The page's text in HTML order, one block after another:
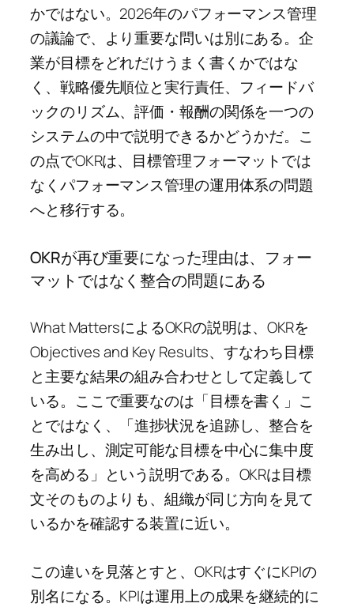
かではない。2026年のパフォーマンス管理
の議論で、より重要な問いは別にある。企
業が目標をどれだけうまく書くかではな
く、戦略優先順位と実行責任、フィードバ
ックのリズム、評価・報酬の関係を一つの
システムの中で説明できるかどうかだ。こ
の点でOKRは、目標管理フォーマットでは
なくパフォーマンス管理の運用体系の問題
へと移行する。
OKRが再び重要になった理由は、フォー
マットではなく整合の問題にある
What MattersによるOKRの説明は、OKRを
Objectives and Key Results、すなわち目標
と主要な結果の組み合わせとして定義して
いる。ここで重要なのは「目標を書く」こ
とではなく、「進捗状況を追跡し、整合を
生み出し、測定可能な目標を中心に集中度
を高める」という説明である。OKRは目標
文そのものよりも、組織が同じ方向を見て
いるかを確認する装置に近い。
この違いを見落とすと、OKRはすぐにKPIの
別名になる。KPIは運用上の成果を継続的に